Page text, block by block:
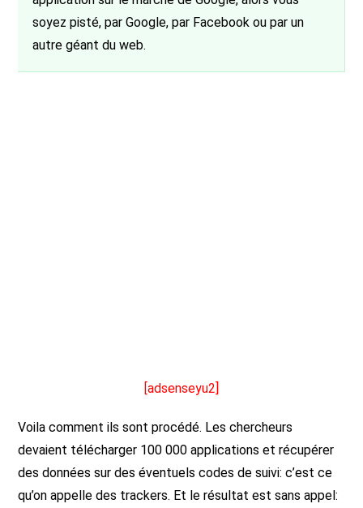
soyez pisté, par Google, par Facebook ou par un
autre géant du web.
[adsenseyu2]
Voila comment ils sont procédé. Les chercheurs
devaient télécharger 100 000 applications et récupérer
des données sur des éventuels codes de suivi: c’est ce
qu’on appelle des trackers. Et le résultat est sans appel: